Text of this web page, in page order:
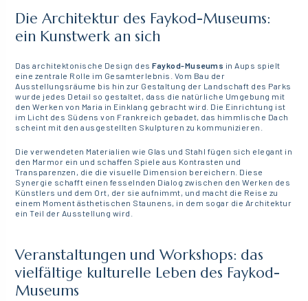
Die Architektur des Faykod-Museums:
ein Kunstwerk an sich
Das architektonische Design des Faykod-Museums in Aups spielt
eine zentrale Rolle im Gesamterlebnis. Vom Bau der
Ausstellungsräume bis hin zur Gestaltung der Landschaft des Parks
wurde jedes Detail so gestaltet, dass die natürliche Umgebung mit
den Werken von Maria in Einklang gebracht wird. Die Einrichtung ist
im Licht des Südens von Frankreich gebadet, das himmlische Dach
scheint mit den ausgestellten Skulpturen zu kommunizieren.
Die verwendeten Materialien wie Glas und Stahl fügen sich elegant in
den Marmor ein und schaffen Spiele aus Kontrasten und
Transparenzen, die die visuelle Dimension bereichern. Diese
Synergie schafft einen fesselnden Dialog zwischen den Werken des
Künstlers und dem Ort, der sie aufnimmt, und macht die Reise zu
einem Moment ästhetischen Staunens, in dem sogar die Architektur
ein Teil der Ausstellung wird.
Veranstaltungen und Workshops: das
vielfältige kulturelle Leben des Faykod-
Museums